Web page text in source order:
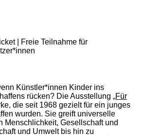
| Freie Teilnahme für
Künstler*innen Kinder ins
rücken? Die Ausstellung „Für
die seit 1968 gezielt für ein junges
wurden. Sie greift universelle
Menschlichkeit, Gesellschaft und
und Umwelt bis hin zu